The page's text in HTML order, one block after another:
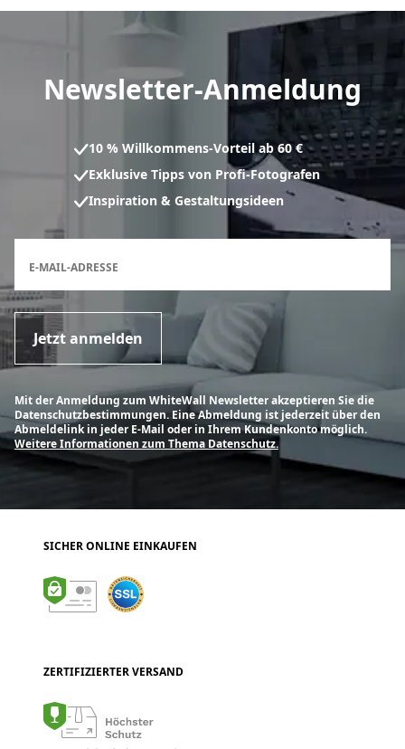
Newsletter-Anmeldung
10 % Willkommens-Vorteil ab 60 €
Exklusive Tipps von Profi-Fotografen
Inspiration & Gestaltungsideen
E-MAIL-ADRESSE
Jetzt anmelden
Mit der Anmeldung zum WhiteWall Newsletter akzeptieren Sie die
Datenschutzbestimmungen. Eine Abmeldung ist jederzeit über den
Abmeldelink in jeder E-Mail oder in Ihrem Kundenkonto möglich.
Weitere Informationen zum Thema Datenschutz.
SICHER ONLINE EINKAUFEN
ZERTIFIZIERTER VERSAND